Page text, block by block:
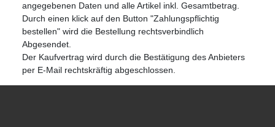
angegebenen Daten und alle Artikel inkl. Gesamtbetrag.
Durch einen klick auf den Button "Zahlungspflichtig
bestellen" wird die Bestellung rechtsverbindlich
Abgesendet.
Der Kaufvertrag wird durch die Bestätigung des Anbieters
per E-Mail rechtskräftig abgeschlossen.